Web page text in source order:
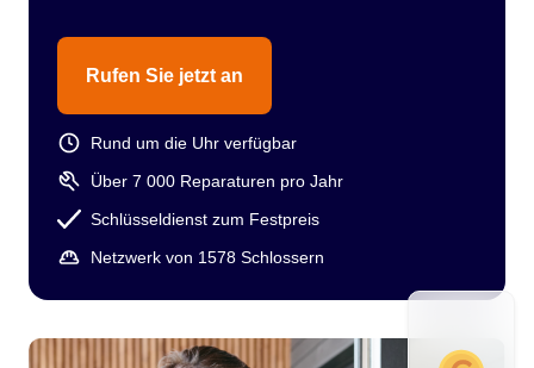
Rufen Sie jetzt an
Rund um die Uhr verfügbar
Über 7 000 Reparaturen pro Jahr
Schlüsseldienst zum Festpreis
Netzwerk von 1578 Schlossern